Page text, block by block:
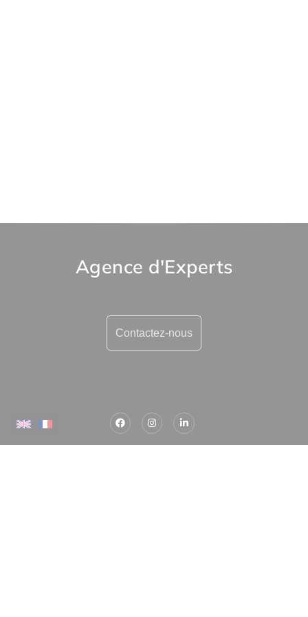
Agence d'Experts
Contactez-nous